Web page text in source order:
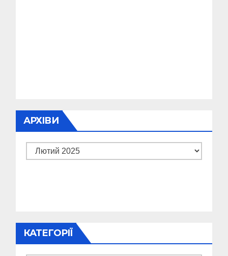
АРХІВИ
Архіви
КАТЕГОРІЇ